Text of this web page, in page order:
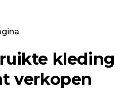
kleding
verkopen